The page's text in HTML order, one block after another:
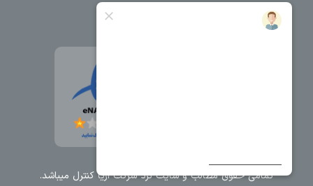
تمامی حقوق مطالب و سایت نزد شرکت اریا کنترل میباشد.